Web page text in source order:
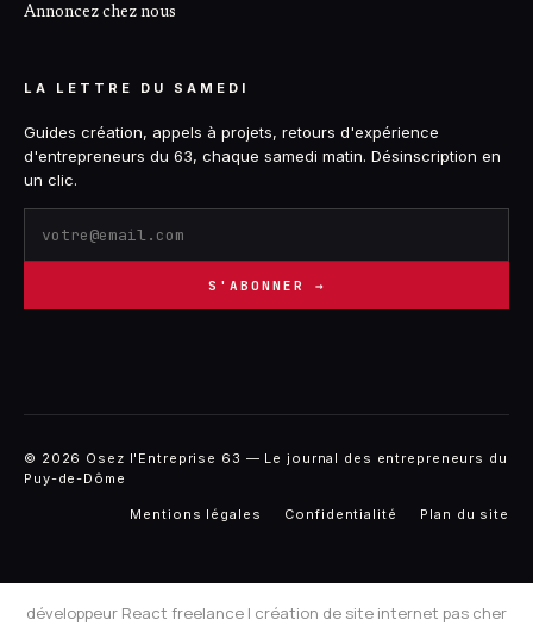
Annoncez chez nous
LA LETTRE DU SAMEDI
Guides création, appels à projets, retours d'expérience
d'entrepreneurs du 63, chaque samedi matin. Désinscription en
un clic.
S'ABONNER →
© 2026 Osez l'Entreprise 63 — Le journal des entrepreneurs du
Puy-de-Dôme
Mentions légales Confidentialité Plan du site
développeur React freelance | création de site internet pas cher